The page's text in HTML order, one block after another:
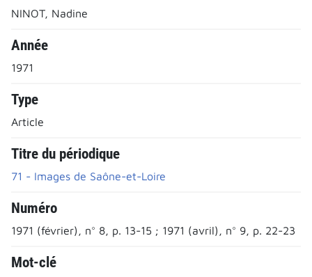
NINOT, Nadine
Année
1971
Type
Article
Titre du périodique
71 - Images de Saône-et-Loire
Numéro
1971 (février), n° 8, p. 13-15 ; 1971 (avril), n° 9, p. 22-23
Mot-clé